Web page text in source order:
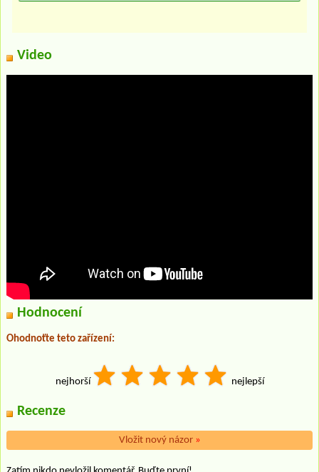
Video
Hodnocení
Ohodnoťte teto zařízení:
nejhorší nejlepší
Recenze
Vložit nový názor »